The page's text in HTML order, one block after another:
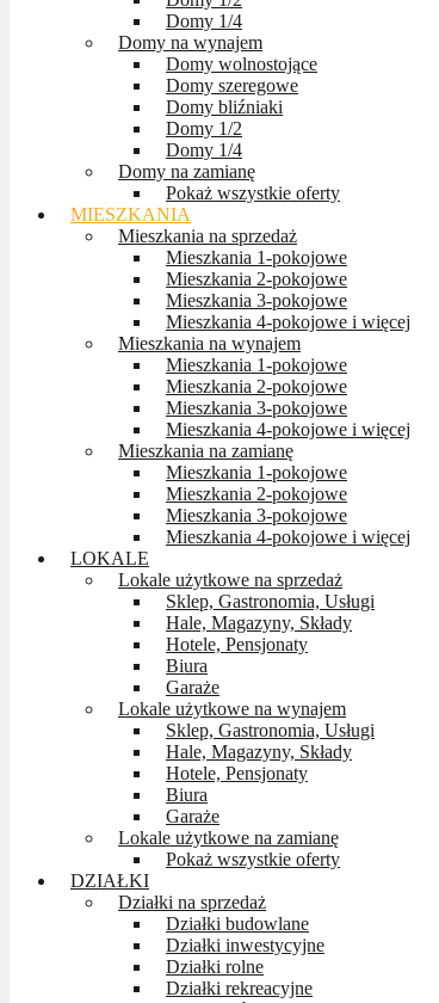
Domy 1/4
Domy na wynajem
Domy wolnostojące
Domy szeregowe
Domy bliźniaki
Domy 1/2
Domy 1/4
Domy na zamianę
Pokaż wszystkie oferty
MIESZKANIA
Mieszkania na sprzedaż
Mieszkania 1-pokojowe
Mieszkania 2-pokojowe
Mieszkania 3-pokojowe
Mieszkania 4-pokojowe i więcej
Mieszkania na wynajem
Mieszkania 1-pokojowe
Mieszkania 2-pokojowe
Mieszkania 3-pokojowe
Mieszkania 4-pokojowe i więcej
Mieszkania na zamianę
Mieszkania 1-pokojowe
Mieszkania 2-pokojowe
Mieszkania 3-pokojowe
Mieszkania 4-pokojowe i więcej
LOKALE
Lokale użytkowe na sprzedaż
Sklep, Gastronomia, Usługi
Hale, Magazyny, Składy
Hotele, Pensjonaty
Biura
Garaże
Lokale użytkowe na wynajem
Sklep, Gastronomia, Usługi
Hale, Magazyny, Składy
Hotele, Pensjonaty
Biura
Garaże
Lokale użytkowe na zamianę
Pokaż wszystkie oferty
DZIAŁKI
Działki na sprzedaż
Działki budowlane
Działki inwestycyjne
Działki rolne
Działki rekreacyjne